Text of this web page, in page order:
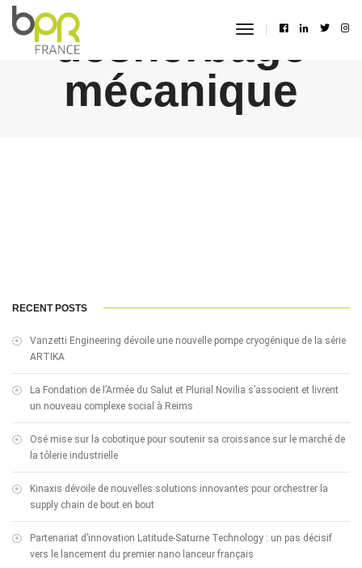
toggle
désherbage
mécanique
RECENT POSTS
Vanzetti Engineering dévoile une nouvelle pompe cryogénique de la série
ARTIKA
La Fondation de l’Armée du Salut et Plurial Novilia s’associent et livrent
un nouveau complexe social à Reims
Osé mise sur la cobotique pour soutenir sa croissance sur le marché de
la tôlerie industrielle
Kinaxis dévoile de nouvelles solutions innovantes pour orchestrer la
supply chain de bout en bout
Partenariat d’innovation Latitude-Saturne Technology : un pas décisif
vers le lancement du premier nano lanceur français